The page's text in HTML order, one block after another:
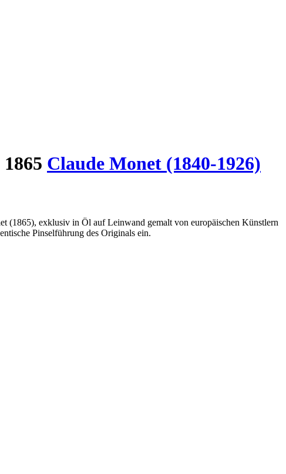
Claude Monet (1840-1926)
(1865), exklusiv in Öl auf Leinwand gemalt von europäischen Künstlern
Pinselführung des Originals ein.